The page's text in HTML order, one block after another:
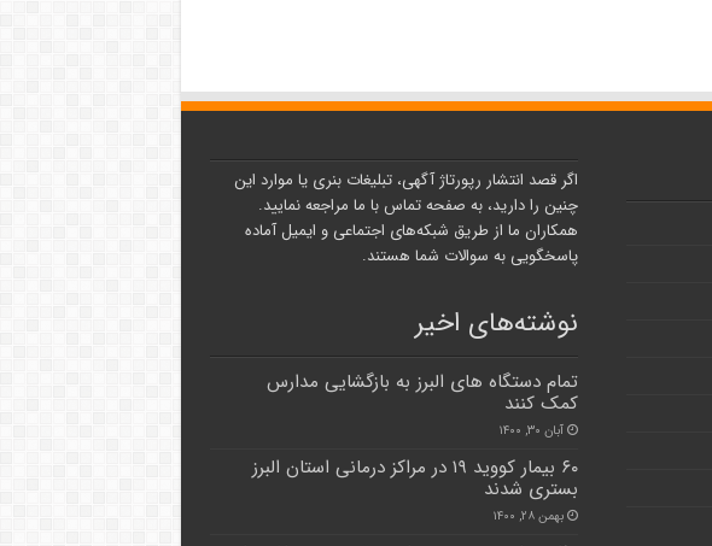
اگر قصد انتشار رپورتاژ آگهی، تبلیغات بنری یا موارد این
چنین را دارید، به صفحه تماس با ما مراجعه نمایید.
همکاران ما از طریق شبکه‌های اجتماعی و ایمیل آماده
پاسخگویی به سوالات شما هستند.
نوشته‌های اخیر
تمام دستگاه های البرز به بازگشایی مدارس
کمک کنند
آبان ۳۰, ۱۴۰۰
۶۰ بیمار کووید ۱۹ در مراکز درمانی استان البرز
بستری شدند
بهمن ۲۸, ۱۴۰۰